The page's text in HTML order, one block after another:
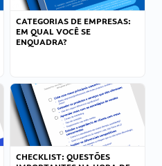
CATEGORIAS DE EMPRESAS:
EM QUAL VOCÊ SE
ENQUADRA?
CHECKLIST: QUESTÕES